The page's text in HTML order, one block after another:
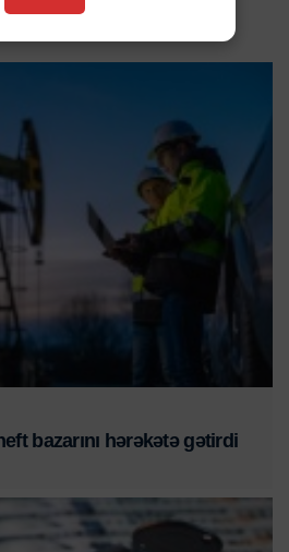
bazarını hərəkətə gətirdi